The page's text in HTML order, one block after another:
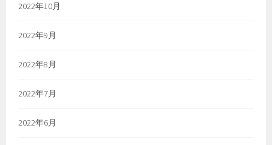
2022年10月
2022年9月
2022年8月
2022年7月
2022年6月